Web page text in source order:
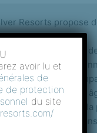
Resorts propose
offrons un service
grâce à une vision
mission est
personnes
nous contribuons à
cela
avoir lu et
de
de protection
du site